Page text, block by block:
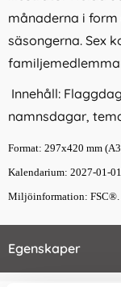
månaderna i
säsongerna. Sex
Innehåll:
namnsdagar,
Format: 297x420 mm
Kalendarium: 2027-01-
Miljöinformation: FSC®.
Egenskaper